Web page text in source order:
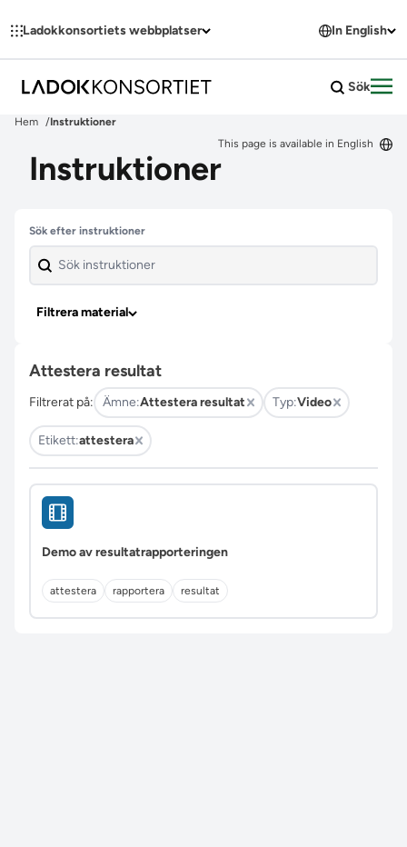
Ladokkonsortiets webbplatser In English
Sök
Hem
Instruktioner
This page is available in English
Instruktioner
Hoppa över filter
Sök efter instruktioner
Filtrera material
Attestera resultat
Filtrerat på: Ämne:Attestera resultat Typ:Video
Etikett:attestera
Demo av resultatrapporteringen
attestera rapportera resultat